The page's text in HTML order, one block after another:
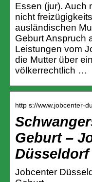
Essen (jur). Auch
nicht
ausländischen
Geburt Anspruch
Leistungen vom
die Mutter über
völkerrechtlich …
http s://www.jobcenter-
Geburt –
Düsseldorf
Jobcenter